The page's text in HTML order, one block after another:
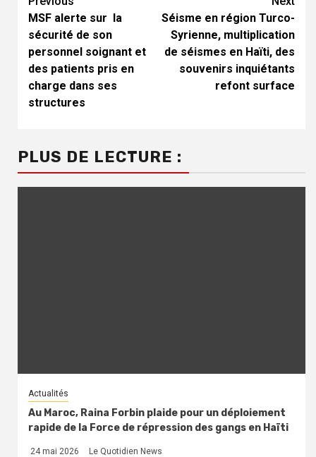
Continue
Reading
MSF alerte sur la
sécurité de son
personnel soignant et
des patients pris en
charge dans ses
structures
Séisme en région Turco-
Syrienne, multiplication
de séismes en Haïti, des
souvenirs inquiétants
refont surface
PLUS DE LECTURE :
Actualités
Au Maroc, Raina Forbin plaide pour un déploiement
rapide de la Force de répression des gangs en Haïti
24 mai 2026 Le Quotidien News